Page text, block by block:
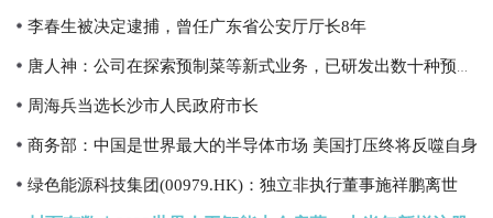
李春生被决定逮捕，曾任广东省公安厅厅长8年
周海兵当选长沙市人民政府市长
商务部：中国是世界最大的半导体市场 美国打压终将反噬自身
绿色能源科技集团(00979.HK)：独立非执行董事施祥鹏离世